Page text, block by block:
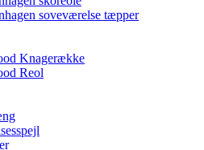
soveværelse tæpper
Knagerække
Reol